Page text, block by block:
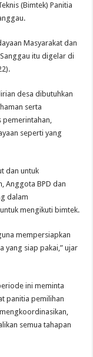
(Bimtek) Panitia
Masyarakat dan
itu digelar di
desa dibutuhkan
serta
pemerintahan,
seperti yang
dan untuk
Anggota BPD dan
dalam
mengikuti bimtek.
mempersiapkan
yang siap pakai,” ujar
ini meminta
panitia pemilihan
semua tahapan